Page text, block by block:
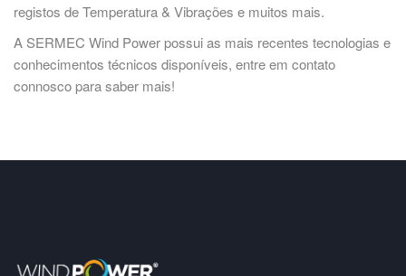
registos de Temperatura & Vibrações e muitos mais.
A SERMEC Wind Power possui as mais recentes tecnologias e
conhecimentos técnicos disponíveis, entre em contato
connosco para saber mais!